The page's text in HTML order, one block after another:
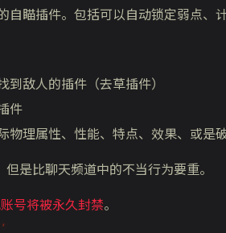
自瞄插件。包括可以自动锁定弱点、
敌人的插件（去草插件）
件
物理属性、性能、特点、效果、或是
是比聊天频道中的不当行为要重。
号将被永久封禁。